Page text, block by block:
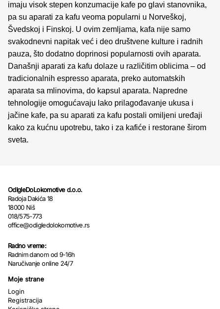
imaju visok stepen konzumacije kafe po glavi stanovnika,
pa su aparati za kafu veoma popularni u Norveškoj,
Švedskoj i Finskoj. U ovim zemljama, kafa nije samo
svakodnevni napitak već i deo društvene kulture i radnih
pauza, što dodatno doprinosi popularnosti ovih aparata.
Današnji aparati za kafu dolaze u različitim oblicima – od
tradicionalnih espresso aparata, preko automatskih
aparata sa mlinovima, do kapsul aparata. Napredne
tehnologije omogućavaju lako prilagođavanje ukusa i
jačine kafe, pa su aparati za kafu postali omiljeni uređaji
kako za kućnu upotrebu, tako i za kafiće i restorane širom
sveta.
OdIgleDoLokomotive d.o.o.
Radoja Dakića 18
18000 Niš
018/575-773
office@odigledolokomotive.rs
Radno vreme:
Radnim danom od 9-16h
Naručivanje online 24/7
Moje strane
Login
Registracija